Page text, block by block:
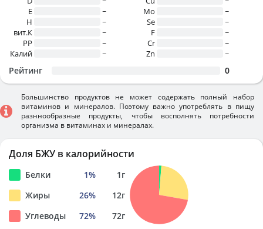
E
~
H
~
вит.К
~
PP
~
Калий
~
Mo
~
Se
~
F
~
Cr
~
Zn
~
Рейтинг 0
Большинство продуктов не может содержать полный набор
витаминов и минералов. Поэтому важно употреблять в пищу
разннообразные продукты, чтобы восполнять потребности
организма в витаминах и минералах.
Доля БЖУ в калорийности
Белки 1% 1г
Жиры
26% 12г
Углеводы
72% 72г